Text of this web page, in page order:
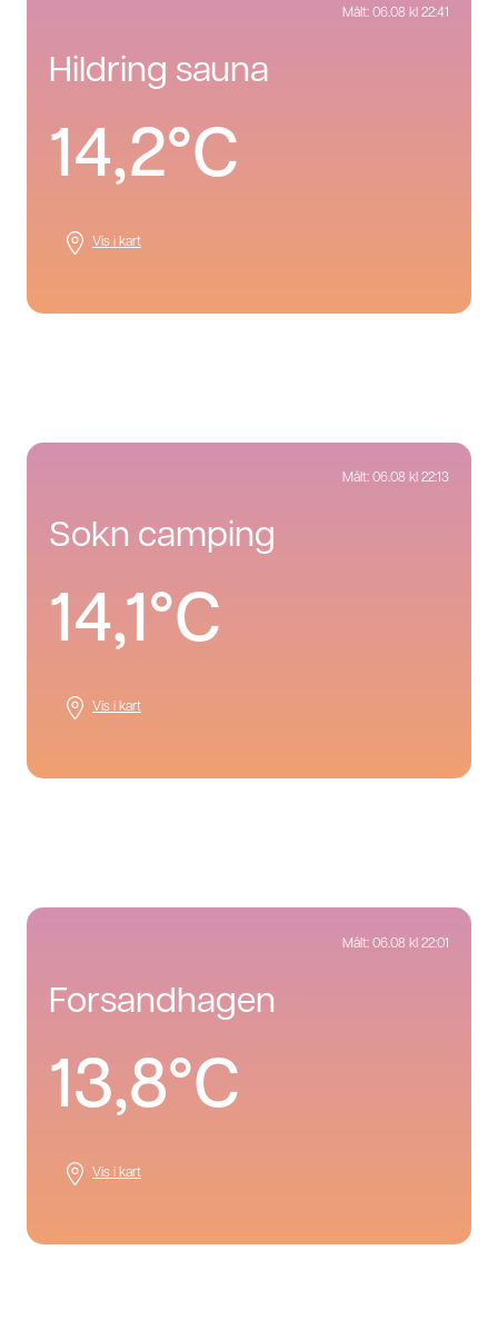
Målt: 06.08 kl 22:41
hildring sauna
14,2°C
Vis i kart
Målt: 06.08 kl 22:13
sokn camping
14,1°C
Vis i kart
Målt: 06.08 kl 22:01
forsandhagen
13,8°C
Vis i kart